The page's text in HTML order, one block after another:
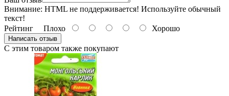
Внимание: HTML не поддерживается! Используйте обычный
текст!
Рейтинг Плохо Хорошо
Написать отзыв
С этим товаром также покупают